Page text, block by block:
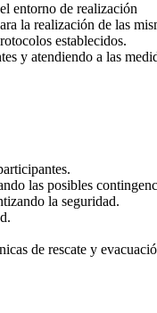
entorno de realización
la realización de las
establecidos.
y atendiendo a las
las posibles
la seguridad.
de rescate y